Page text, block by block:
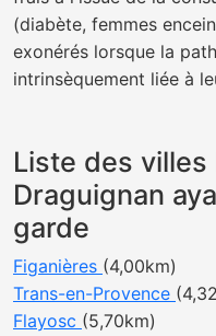
(diabète, femmes
exonérés lorsque la
intrinsèquement liée à
Liste des
Draguignan
garde
Figanières (4,00km)
Trans-en-Provence
Flayosc (5,70km)